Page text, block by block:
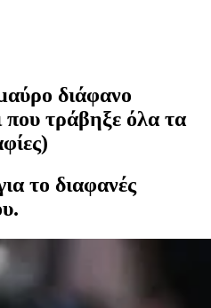
διάφανο
τράβηξε όλα τα
το διαφανές